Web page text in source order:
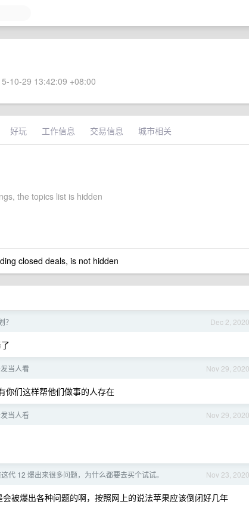
10-29 13:42:09 +08:00
好玩 工作信息 交易信息 城市相关
the topics list is hidden
closed deals, is not hidden
Dec 2, 2020
？
Nov 29, 2020
当人看
你们这样帮他们做事的人存在
Nov 29, 2020
当人看
Nov 23, 2020
代 12 爆出来很多问题，为什么都要去买个试试。
被爆出各种问题的啊，按照网上的说法苹果应该倒闭好几年